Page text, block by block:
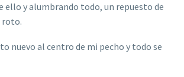
ello y alumbrando todo, un repuesto de
roto.
nuevo al centro de mi pecho y todo se